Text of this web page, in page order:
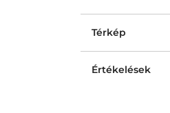
Térkép
Értékelések